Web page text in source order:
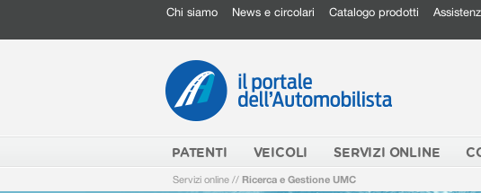
Chi siamo News e circolari Catalogo prodotti
PATENTI VEICOLI SERVIZI ONLINE
Servizi online // Ricerca e Gestione UMC